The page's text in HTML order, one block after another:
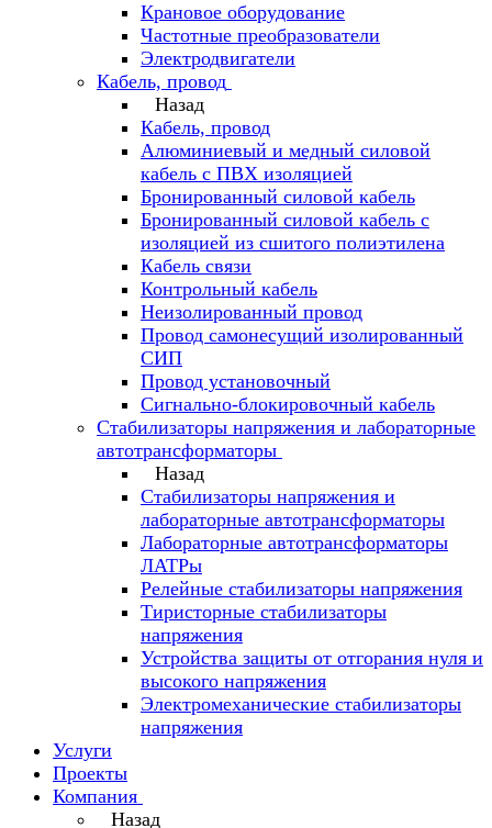
Крановое оборудование
Частотные преобразователи
Электродвигатели
Кабель, провод
Назад
Кабель, провод
Алюминиевый и медный силовой
кабель с ПВХ изоляцией
Бронированный силовой кабель
Бронированный силовой кабель с
изоляцией из сшитого полиэтилена
Кабель связи
Контрольный кабель
Неизолированный провод
Провод самонесущий изолированный
СИП
Провод установочный
Сигнально-блокировочный кабель
Стабилизаторы напряжения и лабораторные
автотрансформаторы
Назад
Стабилизаторы напряжения и
лабораторные автотрансформаторы
Лабораторные автотрансформаторы
ЛАТРы
Релейные стабилизаторы напряжения
Тиристорные стабилизаторы
напряжения
Устройства защиты от отгорания нуля и
высокого напряжения
Электромеханические стабилизаторы
напряжения
Услуги
Проекты
Компания
Назад